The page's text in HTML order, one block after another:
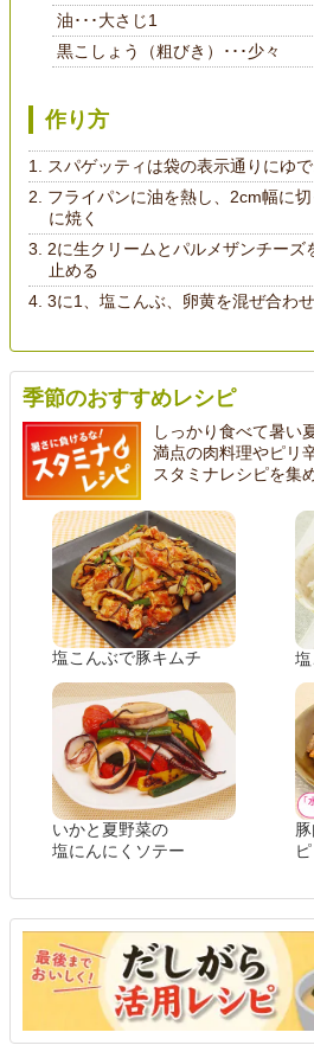
油･･･大さじ1
黒こしょう（粗びき）･･･少々
作り方
スパゲッティは袋の表示通りにゆ
フライパンに油を熱し、2cm幅に
に焼く
2に生クリームとパルメザンチーズ
止める
3に1、塩こんぶ、卵黄を混ぜ合わ
季節のおすすめレシピ
しっかり食べて暑い
満点の肉料理やピリ
スタミナレシピを集
塩こんぶで豚キムチ
いかと夏野菜の
塩にんにくソテー